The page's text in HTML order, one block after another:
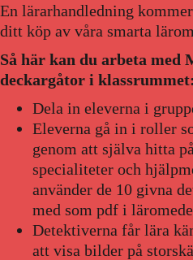
En lärarhandledning
ditt köp av våra smarta
Så här kan du arbeta med
deckargåtor i klassrummet:
Dela in eleverna i
Eleverna gå in i roller
genom att själva hitta
specialiteter och
använder de 10 givna
med som pdf i
Detektiverna får lära
att visa bilder på